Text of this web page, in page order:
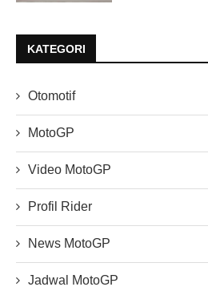
KATEGORI
Otomotif
MotoGP
Video MotoGP
Profil Rider
News MotoGP
Jadwal MotoGP